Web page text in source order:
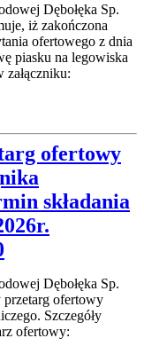
Dębołęka Sp.
iż zakończona
ofertowego z dnia
piasku na legowiska
załączniku:
ofertowy
składania
Dębołęka Sp.
przetarg ofertowy
Szczegóły
ofertowy: